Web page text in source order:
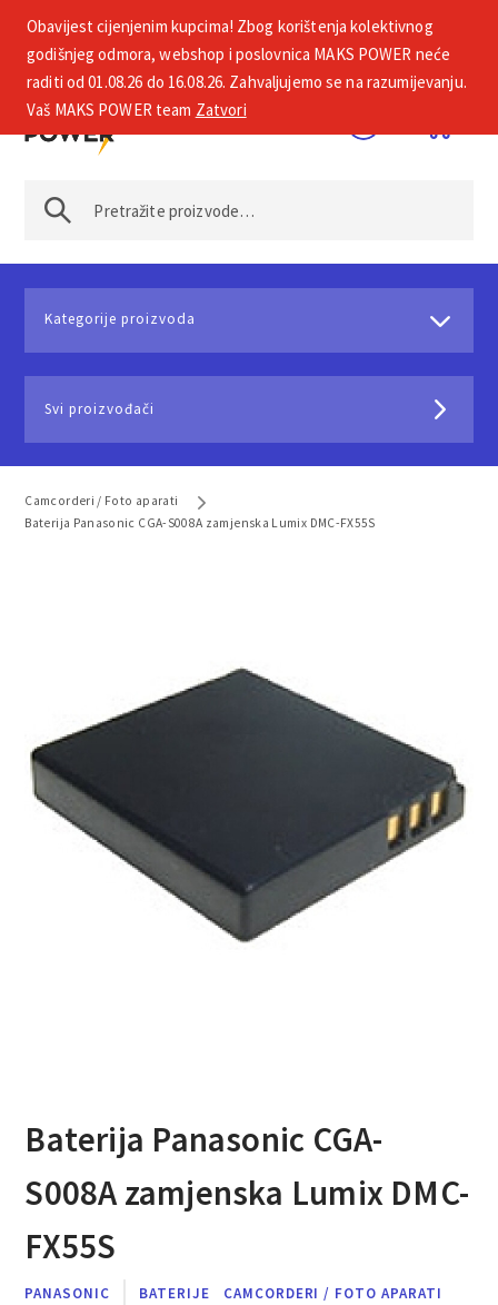
+385 1 2002 575
Kategorije proizvoda
Svi proizvođači
Camcorderi / Foto aparati
Baterija Panasonic CGA-S008A zamjenska Lumix DMC-FX55S
Baterija Panasonic CGA-
S008A zamjenska Lumix DMC-
FX55S
PANASONIC BATERIJE CAMCORDERI / FOTO APARATI
Obavijest cijenjenim kupcima! Zbog korištenja kolektivnog
godišnjeg odmora, webshop i poslovnica MAKS POWER neće
raditi od 01.08.26 do 16.08.26. Zahvaljujemo se na razumijevanju.
Vaš MAKS POWER team Zatvori